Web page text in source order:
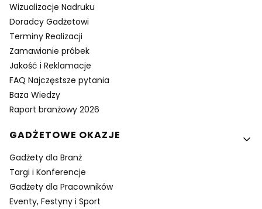
Wizualizacje Nadruku
Doradcy Gadżetowi
Terminy Realizacji
Zamawianie próbek
Jakość i Reklamacje
FAQ Najczęstsze pytania
Baza Wiedzy
Raport branżowy 2026
GADŻETOWE OKAZJE
Gadżety dla Branż
Targi i Konferencje
Gadżety dla Pracowników
Eventy, Festyny i Sport